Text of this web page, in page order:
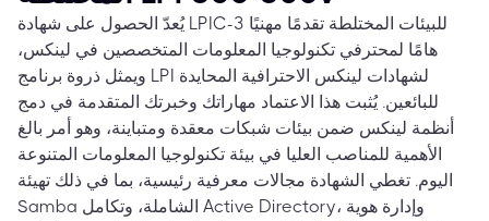
يُعدّ الحصول على شهادة LPIC-3 للبيئات المختلطة تقدمًا مهنيًا
هامًا لمحترفي تكنولوجيا المعلومات المتخصصين في لينكس،
ويمثل ذروة برنامج LPI لشهادات لينكس الاحترافية المحايدة
للبائعين. يُثبت هذا الاعتماد مهاراتك وخبرتك المتقدمة في دمج
أنظمة لينكس ضمن بيئات شبكات معقدة ومتباينة، وهو أمر بالغ
الأهمية للمناصب العليا في بيئة تكنولوجيا المعلومات المتنوعة
اليوم. تغطي الشهادة مجالات معرفية رئيسية، بما في ذلك تهيئة
Samba الشاملة، وتكامل Active Directory، وإدارة هوية